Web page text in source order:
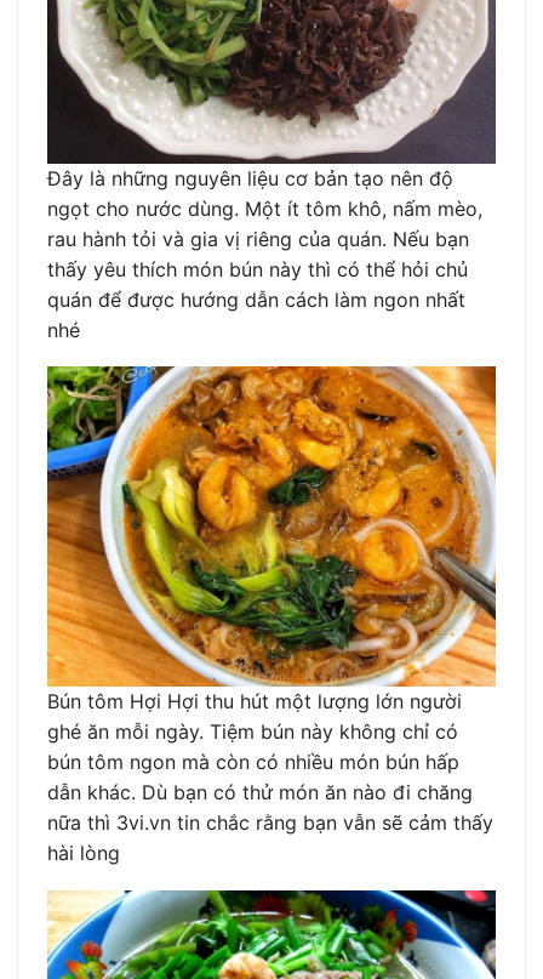
Đây là những nguyên liệu cơ bản tạo nên độ
ngọt cho nước dùng. Một ít tôm khô, nấm mèo,
rau hành tỏi và gia vị riêng của quán. Nếu bạn
thấy yêu thích món bún này thì có thể hỏi chủ
quán để được hướng dẫn cách làm ngon nhất
nhé
Bún tôm Hợi Hợi thu hút một lượng lớn người
ghé ăn mỗi ngày. Tiệm bún này không chỉ có
bún tôm ngon mà còn có nhiều món bún hấp
dẫn khác. Dù bạn có thử món ăn nào đi chăng
nữa thì 3vi.vn tin chắc rằng bạn vẫn sẽ cảm thấy
hài lòng